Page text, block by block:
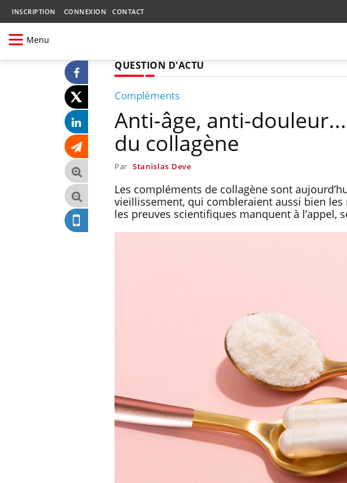
INSCRIPTION CONNEXION CONTACT
Menu
QUESTION D'ACTU
Compléments
Anti-âge, anti-
du collagène
Par Stanislas Deve
Les compléments de collagène sont
vieillissement, qui combleraient aussi bien
les preuves scientifiques manquent à l’appel,